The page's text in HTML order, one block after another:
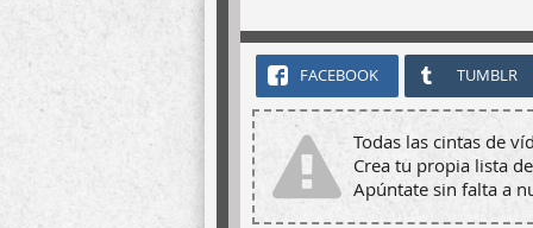
FACEBOOK TUMBLR
Todas las cintas de
Crea tu propia lista
Apúntate sin falta a